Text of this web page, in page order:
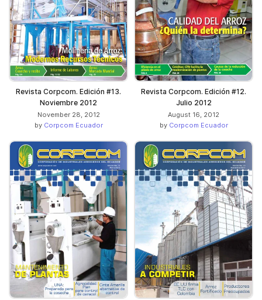
Revista Corpcom. Edición #13.
Noviembre 2012
November 28, 2012
by Corpcom Ecuador
Revista Corpcom. Edición #12.
Julio 2012
August 16, 2012
by Corpcom Ecuador